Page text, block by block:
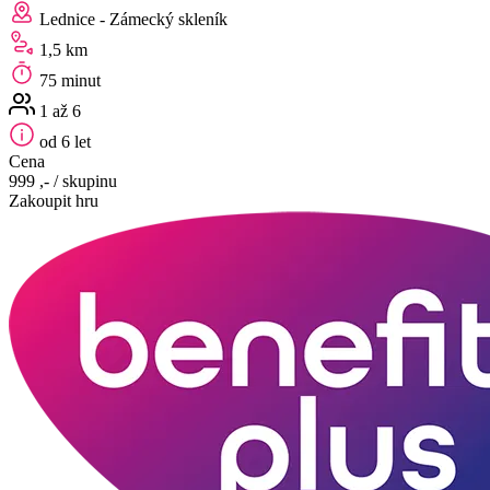
Lednice - Zámecký skleník
1,5 km
75 minut
1 až 6
od 6 let
Cena
999 ,- / skupinu
Zakoupit hru